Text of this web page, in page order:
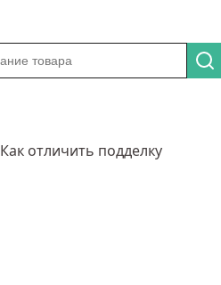
Как отличить подделку